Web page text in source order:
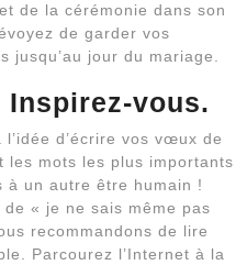
de la cérémonie dans son
de garder vos
jusqu’au jour du mariage.
Inspirez-vous.
d’écrire vos vœux de
les mots les plus importants
à un autre être humain !
« je ne sais même pas
recommandons de lire
Parcourez l’Internet à la